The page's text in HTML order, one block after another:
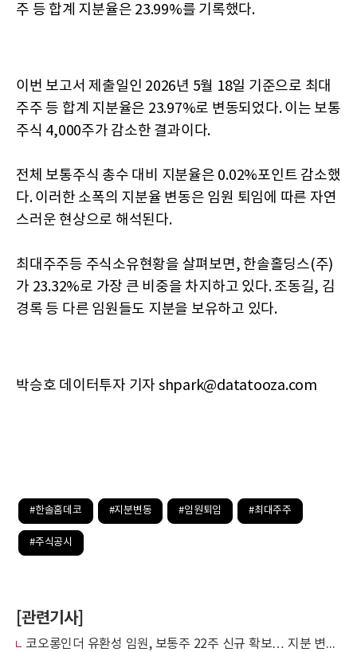
주 등 합계 지분율은 23.99%를 기록했다.
이번 보고서 제출일인 2026년 5월 18일 기준으로 최대
주주 등 합계 지분율은 23.97%로 변동되었다. 이는 보통
주식 4,000주가 감소한 결과이다.
전체 보통주식 총수 대비 지분율은 0.02%포인트 감소했
다. 이러한 소폭의 지분율 변동은 임원 퇴임에 따른 자연
스러운 현상으로 해석된다.
최대주주등 주식소유현황을 살펴보면, 한솔홀딩스(주)
가 23.32%로 가장 큰 비중을 차지하고 있다. 조동길, 김
경록 등 다른 임원들도 지분을 보유하고 있다.
박승호 데이터투자 기자 shpark@datatooza.com
#한솔홈데코 #지분변동 #임원퇴임 #최대주주
#주식공시
[관련기사]
코오롱인더 유환성 임원, 보통주 22주 신규 확보… 지분 변동 공시